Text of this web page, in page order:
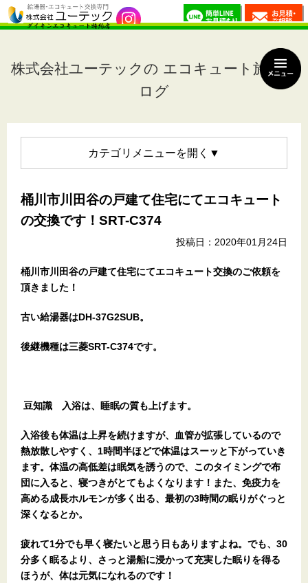
株式会社ユーテックの エコキュート施工ブ
ログ
カテゴリメニュー
桶川市川田谷の戸建て住宅にてエコキュート
の交換です！SRT-C374
投稿日：2020年01月24日
桶川市川田谷の戸建て住宅にてエコキュート交換のご依頼を
頂きました！
古い給湯器はDH-37G2SUB。
後継機種は三菱SRT-C374です。
豆知識 入浴は、睡眠の質も上げます。
入浴後も体温は上昇を続けますが、血管が拡張しているので
熱放散しやすく、1時間半ほどで体温はスーッと下がっていき
ます。体温の高低差は眠気を誘うので、このタイミングで布
団に入ると、寝つきがとてもよくなります！また、免疫力を
高める成長ホルモンが多く出る、最初の3時間の眠りがぐっと
深くなるとか。
疲れて1分でも早く寝たいと思う日もありますよね。でも、30
分多く眠るより、さっと湯船に浸かって充実した眠りを得る
ほうが、体は元気になれるのです！